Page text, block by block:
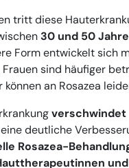
tritt diese
30 und 50
Form entwickelt sich
Frauen sind häufiger
können an Rosazea
verschwindet
deutliche
Rosazea-